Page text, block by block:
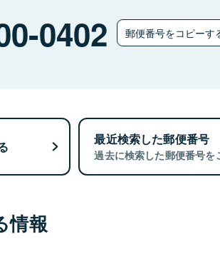
0402 郵便番号をコピーす
最近検索した郵便番号
過去に検索した郵便番号を
情報